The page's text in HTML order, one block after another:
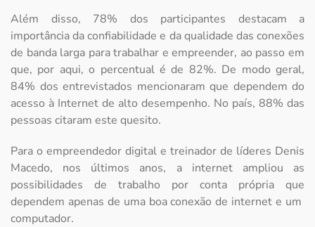
Além disso, 78% dos participantes destacam a
importância da confiabilidade e da qualidade das conexões
de banda larga para trabalhar e empreender, ao passo em
que, por aqui, o percentual é de 82%. De modo geral,
84% dos entrevistados mencionaram que dependem do
acesso à Internet de alto desempenho. No país, 88% das
pessoas citaram este quesito.
Para o empreendedor digital e treinador de líderes Denis
Macedo, nos últimos anos, a internet ampliou as
possibilidades de trabalho por conta própria que
dependem apenas de uma boa conexão de internet e um
computador.